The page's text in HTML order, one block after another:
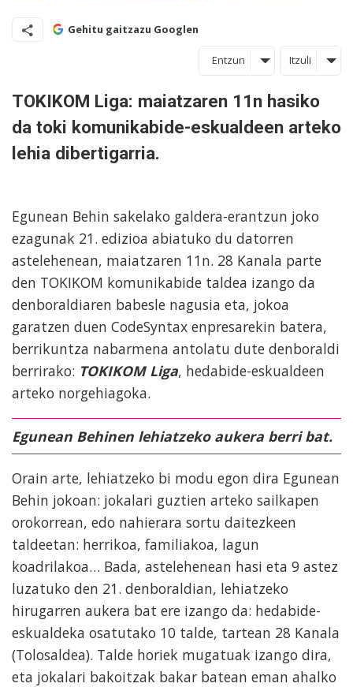
Gehitu gaitzazu Googlen
Entzun Itzuli
TOKIKOM Liga: maiatzaren 11n hasiko
da toki komunikabide-eskualdeen arteko
lehia dibertigarria.
Egunean Behin sakelako galdera-erantzun joko
ezagunak 21. edizioa abiatuko du datorren
astelehenean, maiatzaren 11n. 28 Kanala parte
den TOKIKOM komunikabide taldea izango da
denboraldiaren babesle nagusia eta, jokoa
garatzen duen CodeSyntax enpresarekin batera,
berrikuntza nabarmena antolatu dute denboraldi
berrirako: TOKIKOM Liga, hedabide-eskualdeen
arteko norgehiagoka.
Egunean Behinen lehiatzeko aukera berri bat.
Orain arte, lehiatzeko bi modu egon dira Egunean
Behin jokoan: jokalari guztien arteko sailkapen
orokorrean, edo nahierara sortu daitezkeen
taldeetan: herrikoa, familiakoa, lagun
koadrilakoa… Bada, astelehenean hasi eta 9 astez
luzatuko den 21. denboraldian, lehiatzeko
hirugarren aukera bat ere izango da: hedabide-
eskualdeka osatutako 10 talde, tartean 28 Kanala
(Tolosaldea). Talde horiek mugatuak izango dira,
eta jokalari bakoitzak bakar batean eman ahalko